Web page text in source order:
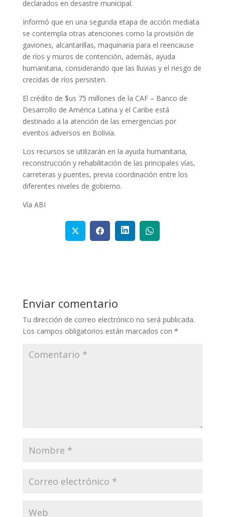
declarados en desastre municipal.
Informó que en una segunda etapa de acción mediata
se contempla otras atenciones como la provisión de
gaviones, alcantarillas, maquinaria para el reencause
de ríos y muros de contención, además, ayuda
humanitaria, considerando que las lluvias y el riesgo de
crecidas de ríos persisten.
El crédito de $us 75 millones de la CAF – Banco de
Desarrollo de América Latina y el Caribe está
destinado a la atención de las emergencias por
eventos adversos en Bolivia.
Los recursos se utilizarán en la ayuda humanitaria,
reconstrucción y rehabilitación de las principales vías,
carreteras y puentes, previa coordinación entre los
diferentes niveles de gobierno.
Vía ABI
Enviar comentario
Tu dirección de correo electrónico no será publicada.
Los campos obligatorios están marcados con *